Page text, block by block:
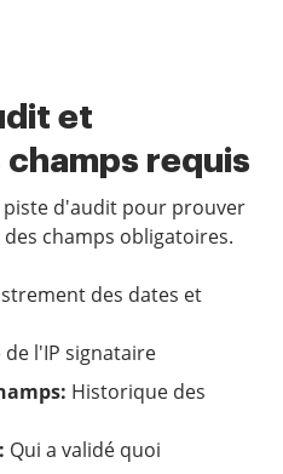
et
requis
piste d'audit pour prouver
champs obligatoires.
des dates et
de l'IP signataire
Historique des
Qui a validé quoi